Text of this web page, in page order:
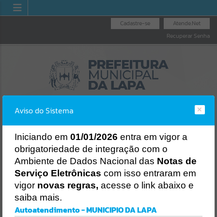
Atende.Net
Cadastre-se
Recuperar Senha
OUVIDORIA GERAL
DO MUNICÍPIO
LICITAÇÕES
NOTA FISCAL
ELETRÔNICA
Aviso do Sistema
Iniciando em 01/01/2026 entra em vigor a
obrigatoriedade de integração com o
Ambiente de Dados Nacional das Notas de
Serviço Eletrônicas com isso entraram em
vigor novas regras, acesse o link abaixo e
saiba mais.
Autoatendimento - MUNICIPIO DA LAPA
Erro
Gerenciamento do Sistema
Ocorreu um erro de script: